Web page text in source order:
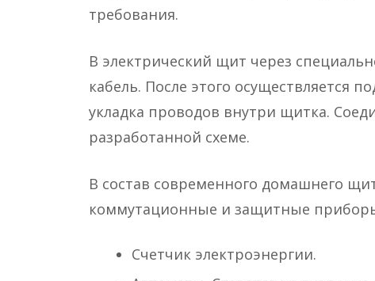
требования.
В электрический щит через
кабель. После этого осуществляется
укладка проводов внутри щитка.
разработанной схеме.
В состав современного домашнего
коммутационные и защитные
Счетчик электроэнергии.